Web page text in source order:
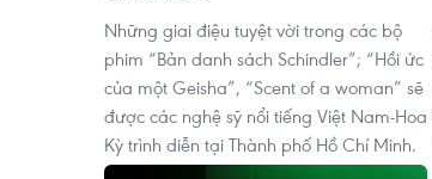
Những giai điệu tuyệt vời trong các bộ
phim “Bản danh sách Schindler”; “Hồi ức
của một Geisha”, “Scent of a woman” sẽ
được các nghệ sỹ nổi tiếng Việt Nam-Hoa
Kỳ trình diễn tại Thành phố Hồ Chí Minh.